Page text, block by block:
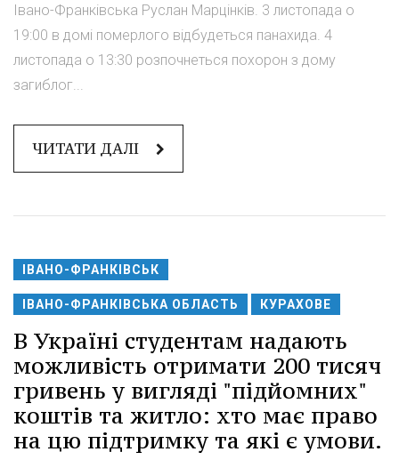
Івано-Франківська Руслан Марцінків. 3 листопада о
19:00 в домі померлого відбудеться панахида. 4
листопада о 13:30 розпочнеться похорон з дому
загиблог...
ЧИТАТИ ДАЛІ
ІВАНО-ФРАНКІВСЬК
ІВАНО-ФРАНКІВСЬКА ОБЛАСТЬ КУРАХОВЕ
В Україні студентам надають
можливість отримати 200 тисяч
гривень у вигляді "підйомних"
коштів та житло: хто має право
на цю підтримку та які є умови.